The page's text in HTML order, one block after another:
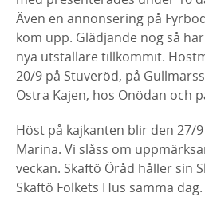
Även en annonsering på
kom upp. Glädjande nog så
nya utställare tillkommit.
20/9 på Stuveröd, på
Östra Kajen, hos Onödan och
Höst på kajkanten blir den 27/
Marina. Vi slåss om
veckan. Skaftö Öråd håller sin
Skaftö Folkets Hus samma dag.